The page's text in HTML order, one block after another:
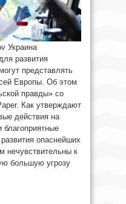
Украина
развития
представлять
Европы. Об этом
правды» со
Как утверждают
действия на
благоприятные
опаснейших
нечувствительны к
большую угрозу